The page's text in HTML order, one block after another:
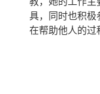
具，同时也积极
在帮助他人的过